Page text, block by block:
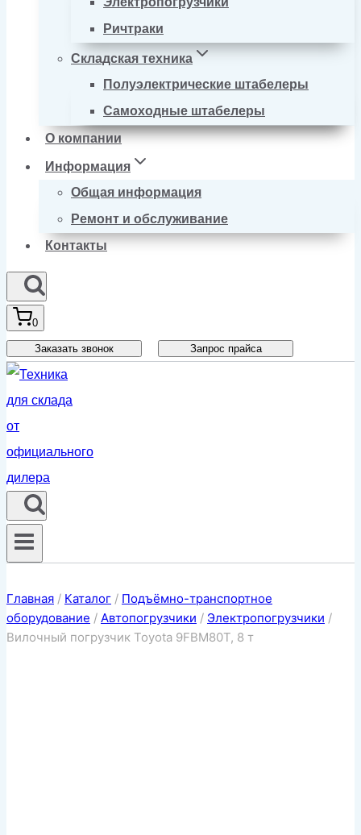
Ричтраки
Складская техника
Полуэлектрические штабелеры
Самоходные штабелеры
О компании
Информация
Общая информация
Ремонт и обслуживание
Контакты
0
Заказать звонок Запрос прайса
Главная / Каталог / Подъёмно-транспортное
оборудование / Автопогрузчики / Электропогрузчики /
Вилочный погрузчик Toyota 9FBM80T, 8 т